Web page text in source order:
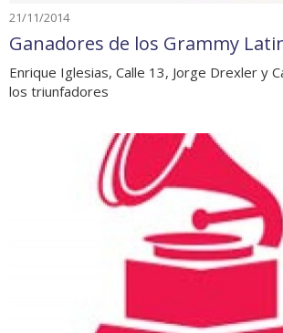
21/11/2014
Ganadores de los Grammy
Enrique Iglesias, Calle 13, Jorge Drexler y
los triunfadores